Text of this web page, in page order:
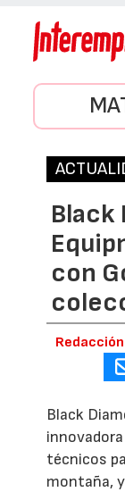
Black
con
Black
técnicos
montaña, y